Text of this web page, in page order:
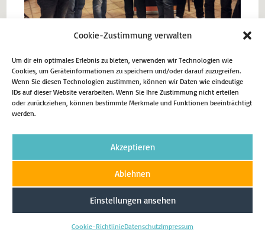
Cookie-Zustimmung verwalten
Um dir ein optimales Erlebnis zu bieten, verwenden wir Technologien wie
Cookies, um Geräteinformationen zu speichern und/oder darauf zuzugreifen.
Wenn Sie diesen Technologien zustimmen, können wir Daten wie eindeutige
IDs auf dieser Website verarbeiten. Wenn Sie Ihre Zustimmung nicht erteilen
oder zurückziehen, können bestimmte Merkmale und Funktionen beeinträchtigt
werden.
Akzeptieren
Ablehnen
Einstellungen ansehen
Cookie-RichtlinieDatenschutzImpressum
Die Felsenmeerschule Hemer zu Gast im Landtag
72-Stunden-Aktion – Euch schickt der Himmel
Datenschutz
Copyright 2026 - Matthias Eggers MdL